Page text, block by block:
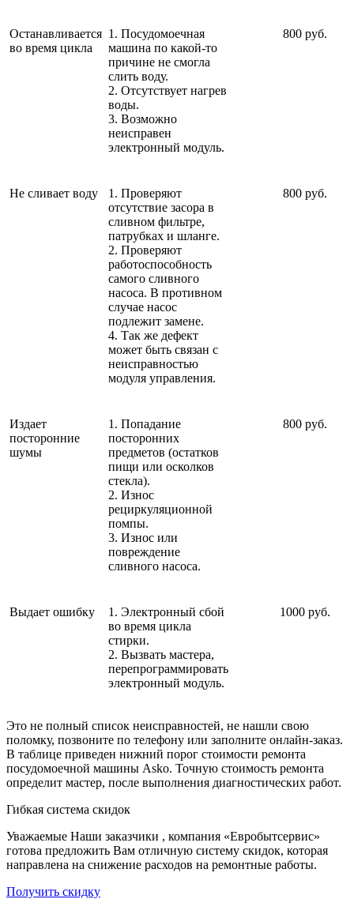
Останавливается
во время цикла
1. Посудомоечная
машина по какой-то
причине не смогла
слить воду.
2. Отсутствует нагрев
воды.
3. Возможно
неисправен
электронный модуль.
800 руб.
Не сливает воду
1. Проверяют
отсутствие засора в
сливном фильтре,
патрубках и шланге.
2. Проверяют
работоспособность
самого сливного
насоса. В противном
случае насос
подлежит замене.
4. Так же дефект
может быть связан с
неисправностью
модуля управления.
800 руб.
Издает
посторонние
шумы
1. Попадание
посторонних
предметов (остатков
пищи или осколков
стекла).
2. Износ
рециркуляционной
помпы.
3. Износ или
повреждение
сливного насоса.
800 руб.
Выдает ошибку
1. Электронный сбой
во время цикла
стирки.
2. Вызвать мастера,
перепрограммировать
электронный модуль.
1000 руб.
Это не полный список неисправностей, не нашли свою
поломку, позвоните по телефону или заполните онлайн-заказ.
В таблице приведен нижний порог стоимости ремонта
посудомоечной машины Asko. Точную стоимость ремонта
определит мастер, после выполнения диагностических работ.
Гибкая система скидок
Уважаемые Наши заказчики , компания «Евробытсервис»
готова предложить Вам отличную систему скидок, которая
направлена на снижение расходов на ремонтные работы.
Получить скидку